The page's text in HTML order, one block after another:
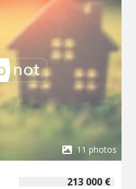
11 photos
213 000 €